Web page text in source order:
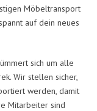
Möbeltransport
auf dein neues
sich um alle
Wir stellen sicher,
werden, damit
Mitarbeiter sind